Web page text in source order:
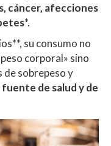
cáncer, afecciones
*.
su consumo no
corporal» sino
de sobrepeso y
de salud y de